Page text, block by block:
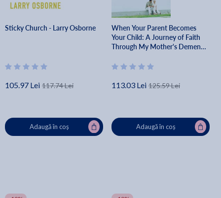
Sticky Church - Larry Osborne
105.97 Lei 117.74 Lei
Adaugă în coș
When Your Parent Becomes
Your Child: A Journey of Faith
Through My Mother's Dementia
113.03 Lei 125.59 Lei
Adaugă în coș